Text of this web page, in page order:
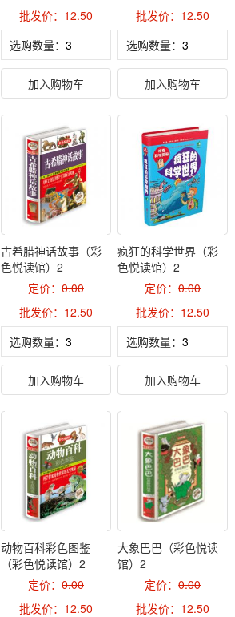
批发价：12.50
选购数量：
加入购物车
批发价：12.50
选购数量：
加入购物车
古希腊神话故事（彩
色悦读馆）2
定价： 0.00
批发价：12.50
选购数量：
加入购物车
疯狂的科学世界（彩
色悦读馆）2
定价：0.00
批发价：12.50
选购数量：
加入购物车
动物百科彩色图鉴
（彩色悦读馆）2
定价： 0.00
批发价：12.50
大象巴巴（彩色悦读
馆）2
定价：0.00
批发价：12.50